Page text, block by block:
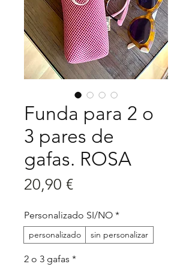
Funda para 2 o
3 pares de
gafas. ROSA
20,90 €Precio
Personalizado SI/NO *
personalizado sin personalizar
2 o 3 gafas *